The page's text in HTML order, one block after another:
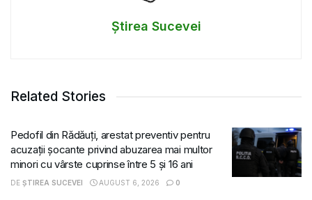
Știrea Sucevei
Related Stories
Pedofil din Rădăuți, arestat preventiv pentru
acuzații șocante privind abuzarea mai multor
minori cu vârste cuprinse între 5 și 16 ani
DE ȘTIREA SUCEVEI AUGUST 6, 2026 0